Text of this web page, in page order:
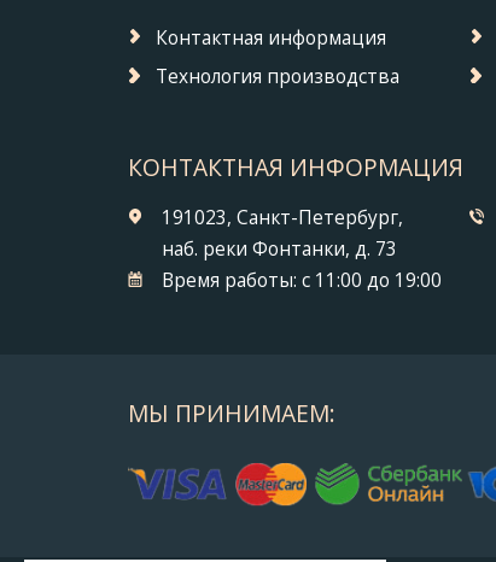
Контактная информация
Технология производства
КОНТАКТНАЯ ИНФОРМАЦИЯ
191023, Санкт-Петербург,
наб. реки Фонтанки, д. 73
Время работы: с 11:00 до 19:00
МЫ ПРИНИМАЕМ: